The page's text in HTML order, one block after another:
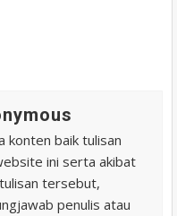
konten baik tulisan
ini serta akibat
tersebut,
penulis atau